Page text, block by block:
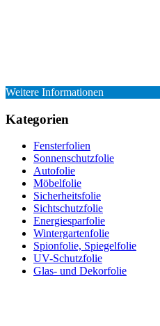
Weitere Informationen
Kategorien
Fensterfolien
Sonnenschutzfolie
Autofolie
Möbelfolie
Sicherheitsfolie
Sichtschutzfolie
Energiesparfolie
Wintergartenfolie
Spionfolie, Spiegelfolie
UV-Schutzfolie
Glas- und Dekorfolie